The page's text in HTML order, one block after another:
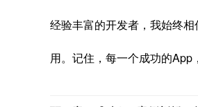
经验丰富的开发者，我始终
用。记住，每一个成功的App